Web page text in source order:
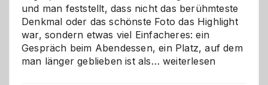
und man feststellt, dass nicht das berühmteste
Denkmal oder das schönste Foto das Highlight
war, sondern etwas viel Einfacheres: ein
Gespräch beim Abendessen, ein Platz, auf dem
man länger geblieben ist als… Als
weiterlesen